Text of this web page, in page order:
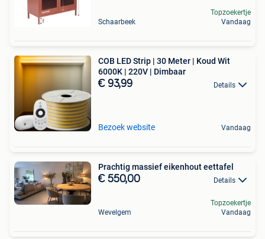
Schaarbeek
Topzoekertje
Vandaag
COB LED Strip | 30 Meter | Koud Wit
6000K | 220V | Dimbaar
€ 93,99 Details
Bezoek website Vandaag
Prachtig massief eikenhout eettafel
€ 550,00 Details
Wevelgem
Topzoekertje
Vandaag